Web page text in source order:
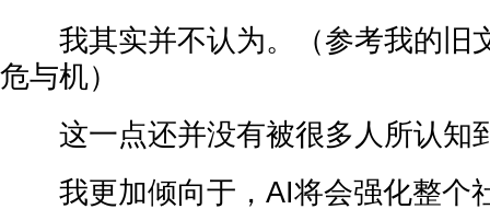
我其实并不认为。（参考我的旧
危与机）
这一点还并没有被很多人所认知
我更加倾向于，AI将会强化整个